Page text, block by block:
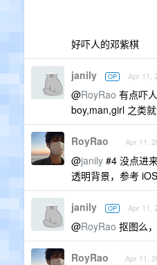
好吓人的邓紫棋
janily OP Apr 11,
@RoyRao 有点吓
boy,man,girl 之类
RoyRao Apr 11,
@janily #4 没点进
透明背景，参考
janily OP Apr 11,
@RoyRao 抠图么
RoyRao Apr 11,